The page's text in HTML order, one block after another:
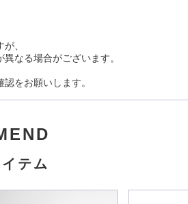
、
なる場合がございます。
をお願いします。
テム